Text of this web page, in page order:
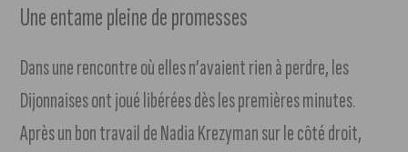
Une entame pleine de promesses
Dans une rencontre où elles n’avaient rien à perdre, les
Dijonnaises ont joué libérées dès les premières minutes.
Après un bon travail de Nadia Krezyman sur le côté droit,